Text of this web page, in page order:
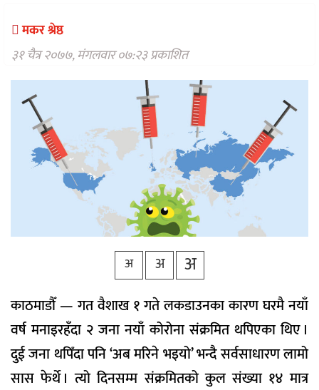
वैकल्पिक
चिकित्सा
हेल्थ
टिप्स
भिडियो
मकर श्रेष्ठ
३१ चैत्र २०७७, मंगलवार ०७:२३ प्रकाशित
अ अ अ
काठमाडौँ — गत वैशाख १ गते लकडाउनका कारण घरमै नयाँ
वर्ष मनाइरहँदा २ जना नयाँ कोरोना संक्रमित थपिएका थिए ।
दुई जना थपिँदा पनि ‘अब मरिने भइयो’ भन्दै सर्वसाधारण लामो
सास फेर्थे । त्यो दिनसम्म संक्रमितको कुल संख्या १४ मात्र